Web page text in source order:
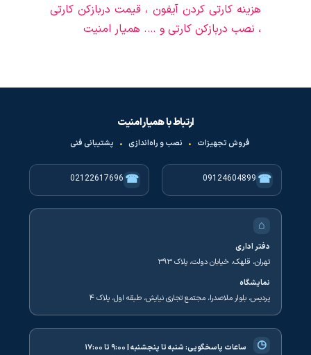
هزینه کارتی کردن آیفون ، قیمت دربازکن کارتی
، نصب دربازکن کارتی و …. همیار امنیت
ارتباط با همیار امنیت
فروش تجهیزات • نصب و راه‌اندازی • پشتیبانی فنی
☎
09124604899
☎
02122617696
⌂
دفتر اداری
تهران، قلهک، خیابان دولت، پلاک ۳۹۳
نمایشگاه
پردیس، بلوار ملاصدرا، مجتمع تجاری نیایش، طبقه اول، پلاک ۴
◷ ساعات پاسخگویی:شنبه تا پنجشنبه | ۹:۰۰ تا ۱۷:۰۰